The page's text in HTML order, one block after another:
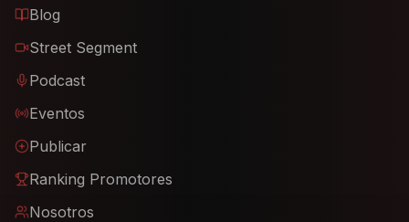
Blog
Street Segment
Podcast
Eventos
Publicar
Ranking Promotores
Nosotros